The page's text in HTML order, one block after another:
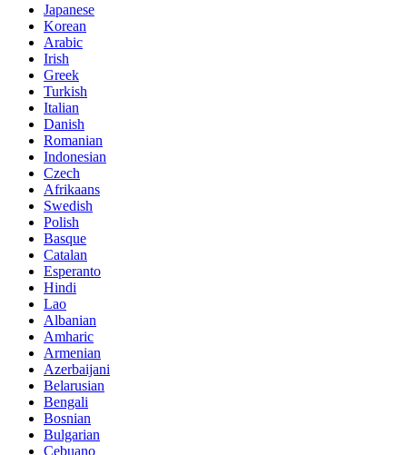
Japanese
Korean
Arabic
Irish
Greek
Turkish
Italian
Danish
Romanian
Indonesian
Czech
Afrikaans
Swedish
Polish
Basque
Catalan
Esperanto
Hindi
Lao
Albanian
Amharic
Armenian
Azerbaijani
Belarusian
Bengali
Bosnian
Bulgarian
Cebuano